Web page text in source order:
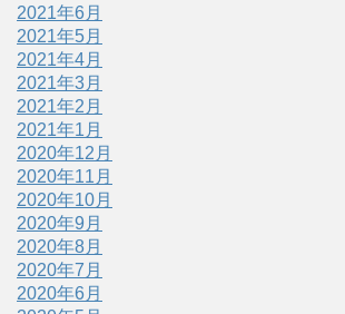
2021年6月
2021年5月
2021年4月
2021年3月
2021年2月
2021年1月
2020年12月
2020年11月
2020年10月
2020年9月
2020年8月
2020年7月
2020年6月